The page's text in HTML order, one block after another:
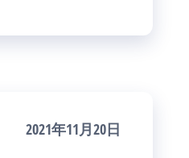
2021年11月20日